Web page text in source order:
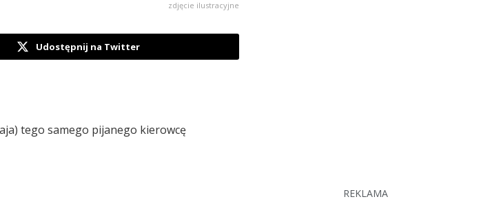
zdjęcie ilustracyjne
Udostępnij na Twitter
tego samego pijanego kierowcę
REKLAMA